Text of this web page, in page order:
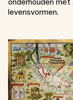
onderhouden met
levensvormen.